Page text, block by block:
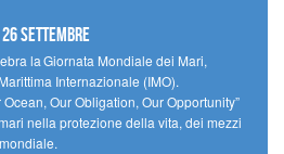
settembre
la Giornata Mondiale dei Mari,
Internazionale (IMO).
Our Obligation, Our Opportunity”
nella protezione della vita, dei mezzi